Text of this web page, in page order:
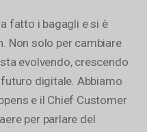
fatto i bagagli e si è
Non solo per cambiare
evolvendo, crescendo
digitale. Abbiamo
e il Chief Customer
per parlare del